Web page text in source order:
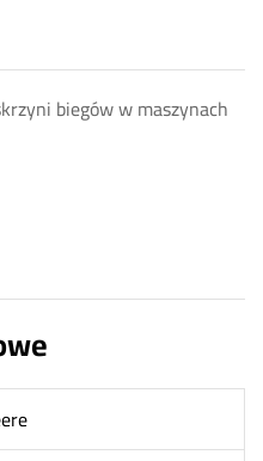
biegów w maszynach